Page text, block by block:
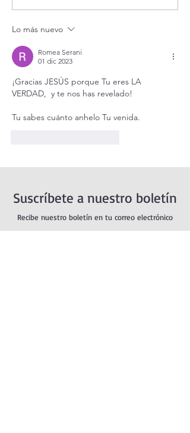
agosto 2026. Dios jamás
Lo más nuevo
Romea Serani
01 dic 2023
¡Gracias JESÚS porque Tu eres LA
VERDAD,  y te nos has revelado!
Tu sabes cuánto anhelo Tu venida.
Suscríbete a nuestro boletín
Recibe nuestro boletín en tu correo electrónico